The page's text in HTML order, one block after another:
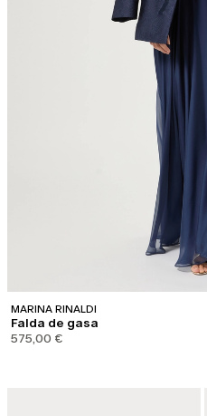
MARINA RINALDI
Falda de gasa
575,00 €